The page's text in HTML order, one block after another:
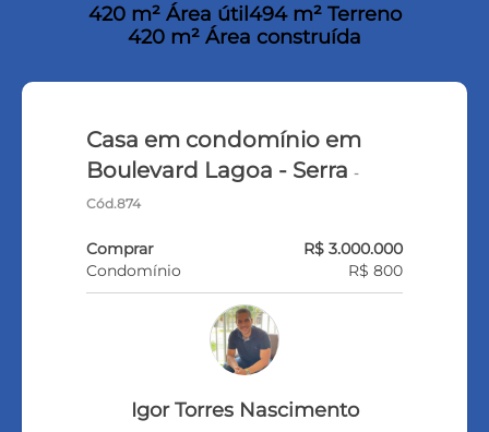
420 m² Área útil494 m² Terreno
420 m² Área construída
Casa em condomínio em
Boulevard Lagoa - Serra -
Cód.874
Comprar
R$ 3.000.000
Condomínio
R$ 800
Igor Torres Nascimento